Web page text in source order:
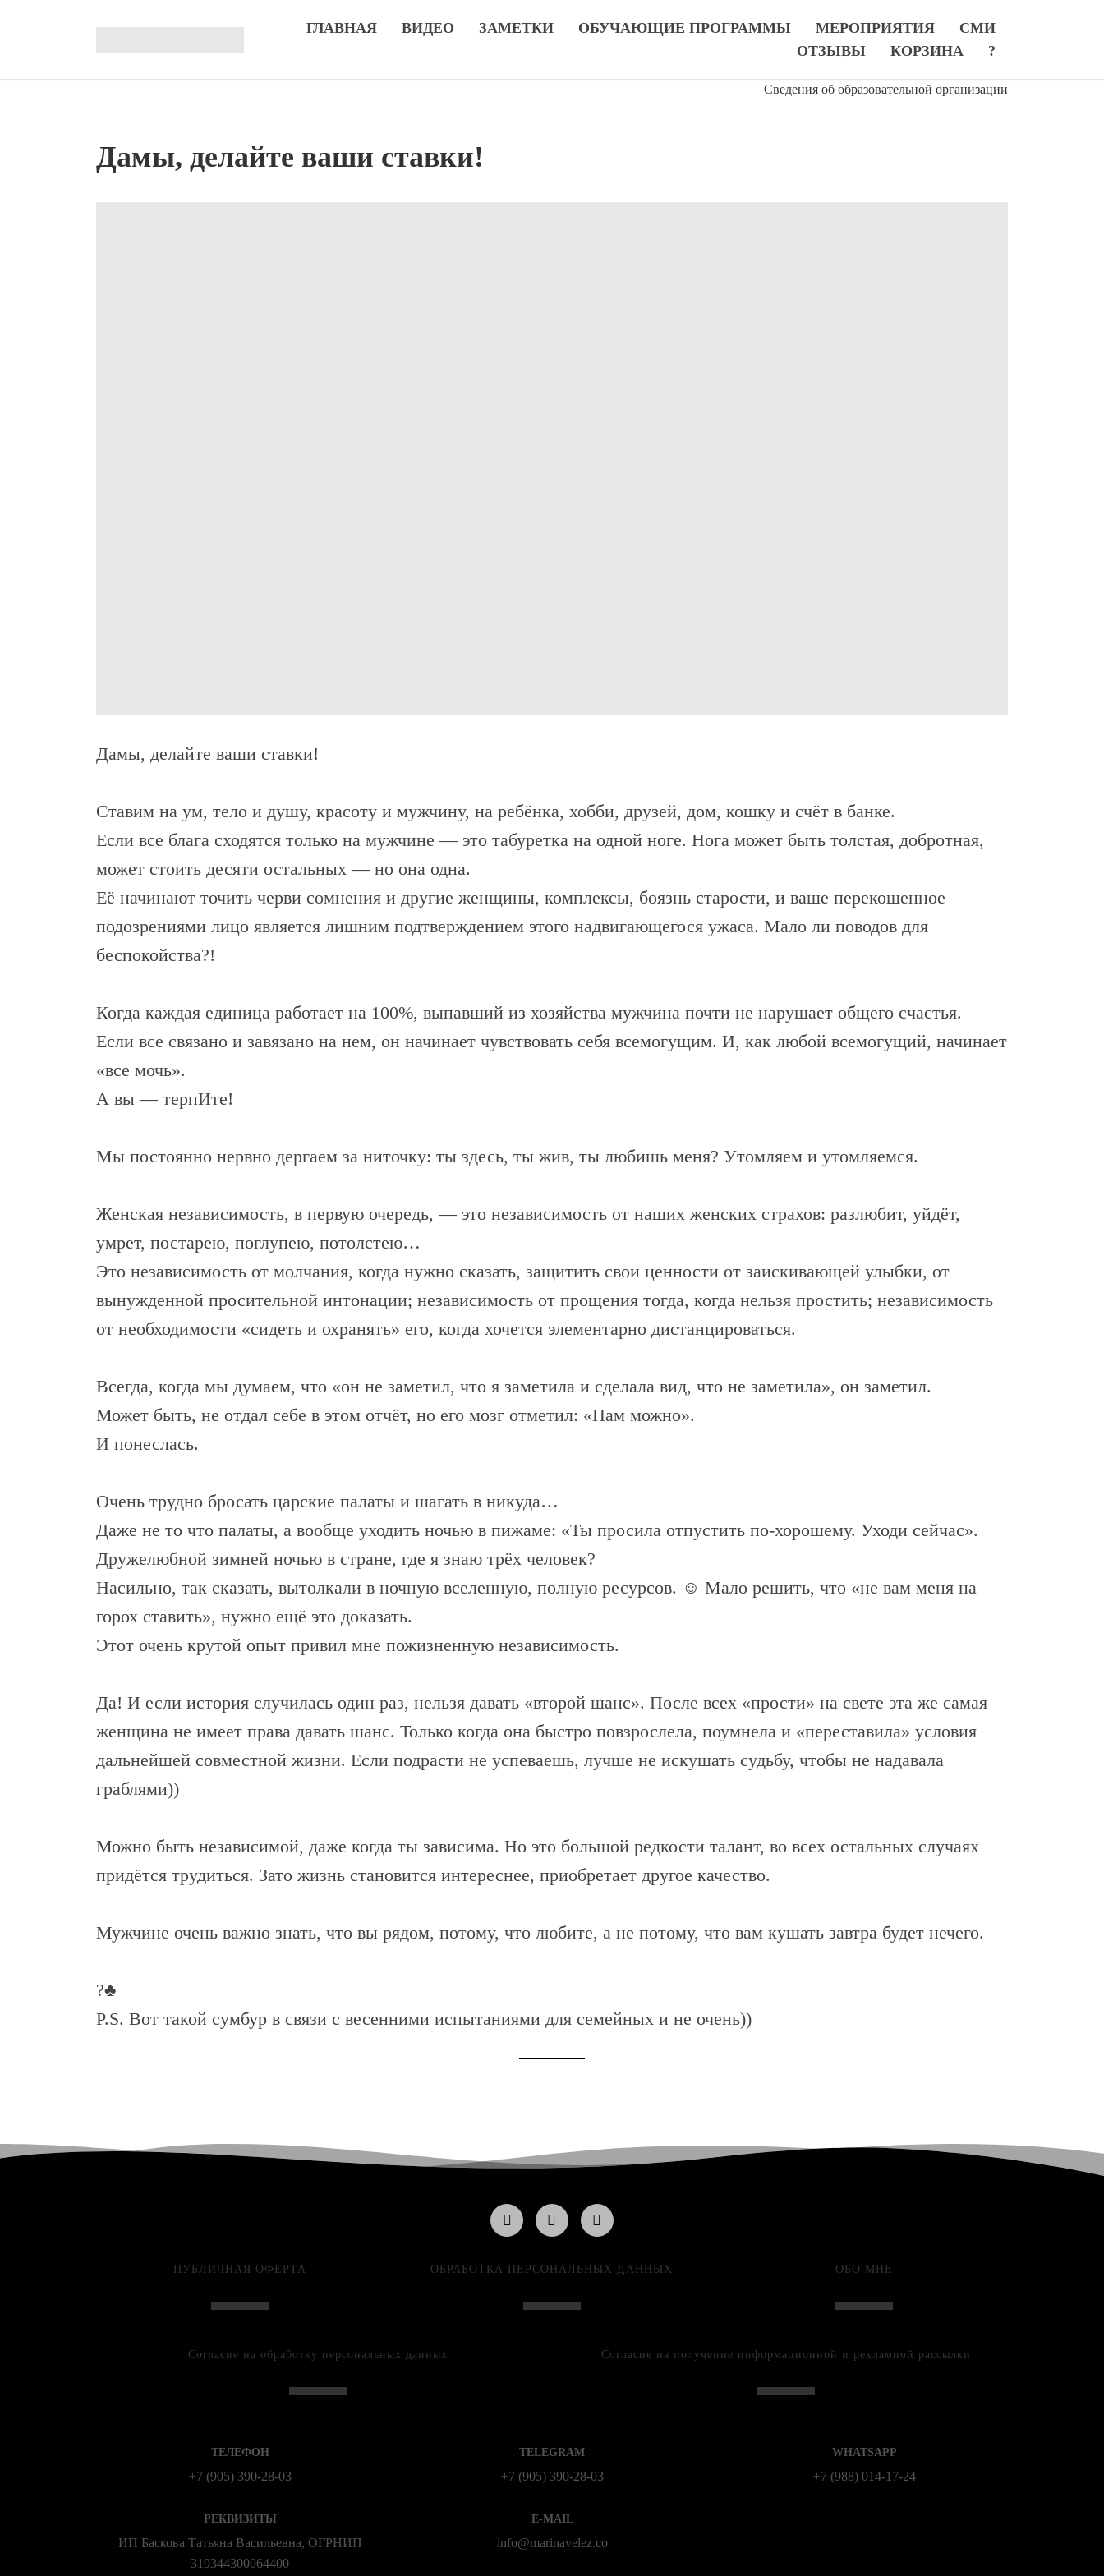
ГЛАВНАЯ ВИДЕО ЗАМЕТКИ ОБУЧАЮЩИЕ ПРОГРАММЫ МЕРОПРИЯТИЯ
СМИ
ОТЗЫВЫ
КОРЗИНА ?
Сведения об образовательной организации
Дамы, делайте ваши ставки!
Дамы, делайте ваши ставки!
Ставим на ум, тело и душу, красоту и мужчину, на ребёнка, хобби, друзей, дом, кошку и счёт в банке.
Если все блага сходятся только на мужчине — это табуретка на одной ноге. Нога может быть толстая, добротная,
может стоить десяти остальных — но она одна.
Её начинают точить черви сомнения и другие женщины, комплексы, боязнь старости, и ваше перекошенное
подозрениями лицо является лишним подтверждением этого надвигающегося ужаса. Мало ли поводов для
беспокойства?!
Когда каждая единица работает на 100%, выпавший из хозяйства мужчина почти не нарушает общего счастья.
Если все связано и завязано на нем, он начинает чувствовать себя всемогущим. И, как любой всемогущий, начинает
«все мочь».
А вы — терпИте!
Мы постоянно нервно дергаем за ниточку: ты здесь, ты жив, ты любишь меня? Утомляем и утомляемся.
Женская независимость, в первую очередь, — это независимость от наших женских страхов: разлюбит, уйдёт,
умрет, постарею, поглупею, потолстею…
Это независимость от молчания, когда нужно сказать, защитить свои ценности от заискивающей улыбки, от
вынужденной просительной интонации; независимость от прощения тогда, когда нельзя простить; независимость
от необходимости «сидеть и охранять» его, когда хочется элементарно дистанцироваться.
Всегда, когда мы думаем, что «он не заметил, что я заметила и сделала вид, что не заметила», он заметил.
Может быть, не отдал себе в этом отчёт, но его мозг отметил: «Нам можно».
И понеслась.
Очень трудно бросать царские палаты и шагать в никуда…
Даже не то что палаты, а вообще уходить ночью в пижаме: «Ты просила отпустить по-хорошему. Уходи сейчас».
Дружелюбной зимней ночью в стране, где я знаю трёх человек?
Насильно, так сказать, вытолкали в ночную вселенную, полную ресурсов. ☺ Мало решить, что «не вам меня на
горох ставить», нужно ещё это доказать.
Этот очень крутой опыт привил мне пожизненную независимость.
Да! И если история случилась один раз, нельзя давать «второй шанс». После всех «прости» на свете эта же самая
женщина не имеет права давать шанс. Только когда она быстро повзрослела, поумнела и «переставила» условия
дальнейшей совместной жизни. Если подрасти не успеваешь, лучше не искушать судьбу, чтобы не надавала
граблями))
Можно быть независимой, даже когда ты зависима. Но это большой редкости талант, во всех остальных случаях
придётся трудиться. Зато жизнь становится интереснее, приобретает другое качество.
Мужчине очень важно знать, что вы рядом, потому, что любите, а не потому, что вам кушать завтра будет нечего.
?♣️
P.S. Вот такой сумбур в связи с весенними испытаниями для семейных и не очень))
ПУБЛИЧНАЯ ОФЕРТА ОБРАБОТКА ПЕРСОНАЛЬНЫХ ДАННЫХ ОБО МНЕ
Согласие на обработку персональных данных Согласие на получение информационной и рекламной рассылки
ТЕЛЕФОН
+7 (905) 390-28-03
TELEGRAM
+7 (905) 390-28-03
WHATSAPP
+7 (988) 014‑17‑24
РЕКВИЗИТЫ
ИП Баскова Татьяна Васильевна, ОГРНИП
319344300064400
E-MAIL
info@marinavelez.co